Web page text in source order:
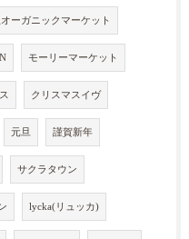
ーガニックマーケット
モーリーマーケット
クリスマスイヴ
元旦 謹賀新年
サクラタウン
lycka(リュッカ)